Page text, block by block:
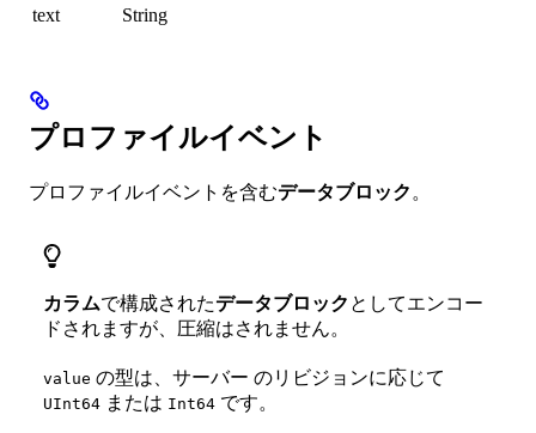
text
String
プロファイルイベント
プロファイルイベントを含むデータブロック 。
カラムで構成されたデータブロック としてエンコー
ドされますが、圧縮はされません。
value の型は、サーバー のリビジョンに応じて
UInt64 または Int64 です。